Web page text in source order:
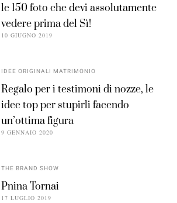
le 150 foto che devi assolutamente
vedere prima del Sì!
10 GIUGNO 2019
IDEE ORIGINALI MATRIMONIO
Regalo per i testimoni di nozze, le
idee top per stupirli facendo
un’ottima figura
9 GENNAIO 2020
THE BRAND SHOW
Pnina Tornai
17 LUGLIO 2019